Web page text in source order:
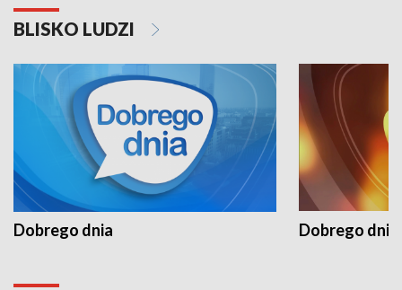
BLISKO LUDZI
Dobrego dnia Dobrego dnia